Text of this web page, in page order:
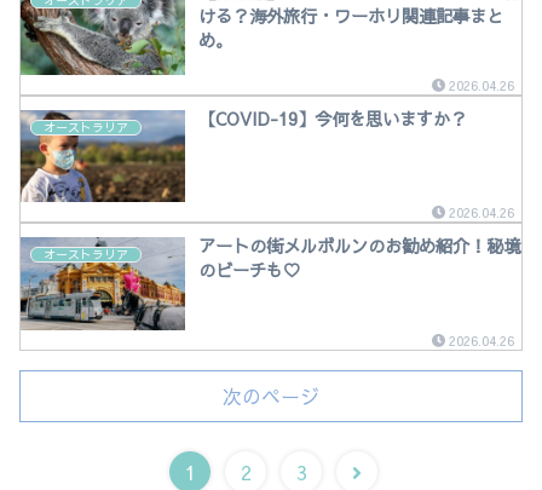
ける？海外旅行・ワーホリ関連記事まと
め。
2026.04.26
オーストラリア 【COVID-19】今何を思いますか？
2026.04.26
オーストラリア
アートの街メルボルンのお勧め紹介！秘境
のビーチも♡
2026.04.26
次のページ
1 2 3